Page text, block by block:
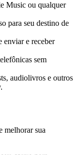
Music ou qualquer
para seu destino de
enviar e receber
sem
audiolivros e outros
melhorar sua